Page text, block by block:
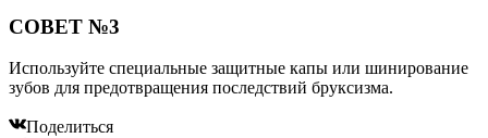
СОВЕТ №3
Используйте специальные защитные капы или шинирование
зубов для предотвращения последствий бруксизма.
Поделиться